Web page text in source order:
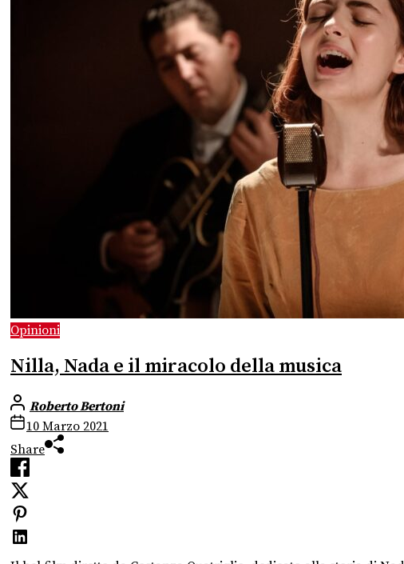
Opinioni
Nilla, Nada e il miracolo della musica
Roberto Bertoni
10 Marzo 2021
Share